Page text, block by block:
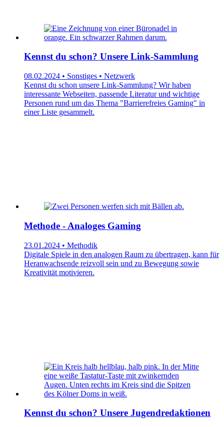
Kennst du schon? Unsere Link-Sammlung
08.02.2024 • Sonstiges • Netzwerk
Kennst du schon unsere Link-Sammlung? Wir haben
interessante Webseiten, passende Literatur und wichtige
Personen rund um das Thema "Barrierefreies Gaming" in
einer Liste gesammelt.
Methode - Analoges Gaming
23.01.2024 • Methodik
Digitale Spiele in den analogen Raum zu übertragen, kann für
Heranwachsende reizvoll sein und zu Bewegung sowie
Kreativität motivieren.
Kennst du schon? Unsere Jugendredaktionen